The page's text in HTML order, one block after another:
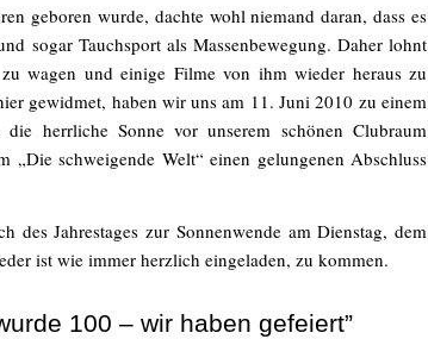
geboren wurde, dachte wohl niemand daran, dass es
sogar Tauchsport als Massenbewegung. Daher lohnt
wagen und einige Filme von ihm wieder heraus zu
gewidmet, haben wir uns am 11. Juni 2010 zu einem
herrliche Sonne vor unserem schönen Clubraum
„Die schweigende Welt“ einen gelungenen Abschluss
des Jahrestages zur Sonnenwende am Dienstag, dem
ist wie immer herzlich eingeladen, zu kommen.
100 – wir haben gefeiert”